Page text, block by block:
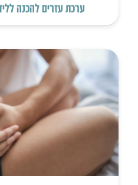
ערכת עזרים להכנה